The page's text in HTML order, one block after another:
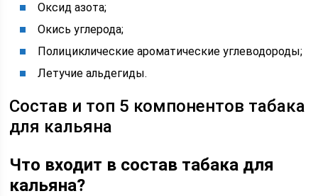
Оксид азота;
Окись углерода;
Полициклические ароматические углеводороды;
Летучие альдегиды.
Состав и топ 5 компонентов табака
для кальяна
Что входит в состав табака для
кальяна?